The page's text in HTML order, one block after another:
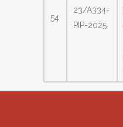
54
23/A334-
PIP-2025